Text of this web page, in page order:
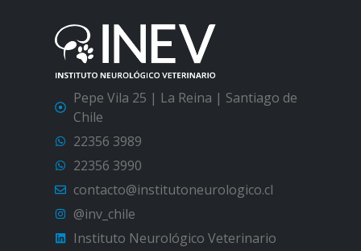
Pepe Vila 25 | La Reina | Santiago de
Chile
22356 3989
22356 3990
contacto@institutoneurologico.cl
@inv_chile
Instituto Neurológico Veterinario